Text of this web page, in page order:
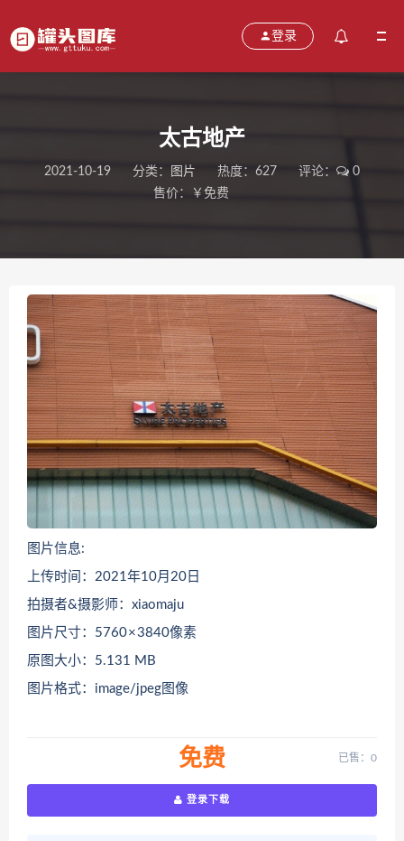
登录
太古地产
2021-10-19 分类： 图片 热度：627 评论：
0
售价：￥免费
图片信息:
上传时间：2021年10月20日
拍摄者&摄影师：xiaomaju
图片尺寸：5760 × 3840像素
原图大小：5.131 MB
图片格式：image/jpeg图像
免费 已售：0
登录下载